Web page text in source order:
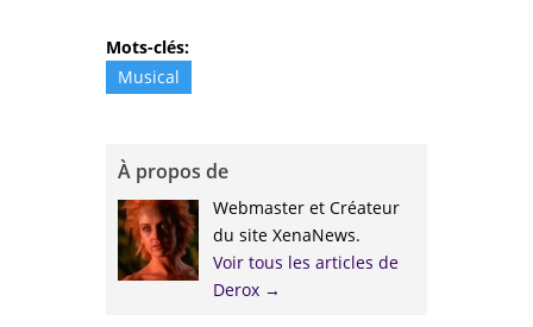
Mots-clés:
Musical
À propos de
Webmaster et Créateur
du site XenaNews.
Voir tous les articles de
Derox →